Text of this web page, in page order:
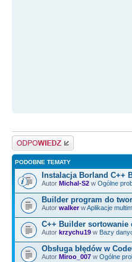
Odpowiedz
PODOBNE TEMATY
Instalacja Borland C++
Autor Michal-S2 w Ogólne
Builder program do
Autor walkerwAplikacje
C++ Builder sortowanie
Autor krzychu19 w Bazy
Obsługa błędów w
Autor Miroo_007 w Ogólne